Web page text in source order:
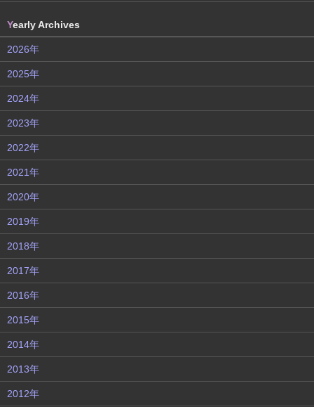
Yearly Archives
2026年
2025年
2024年
2023年
2022年
2021年
2020年
2019年
2018年
2017年
2016年
2015年
2014年
2013年
2012年